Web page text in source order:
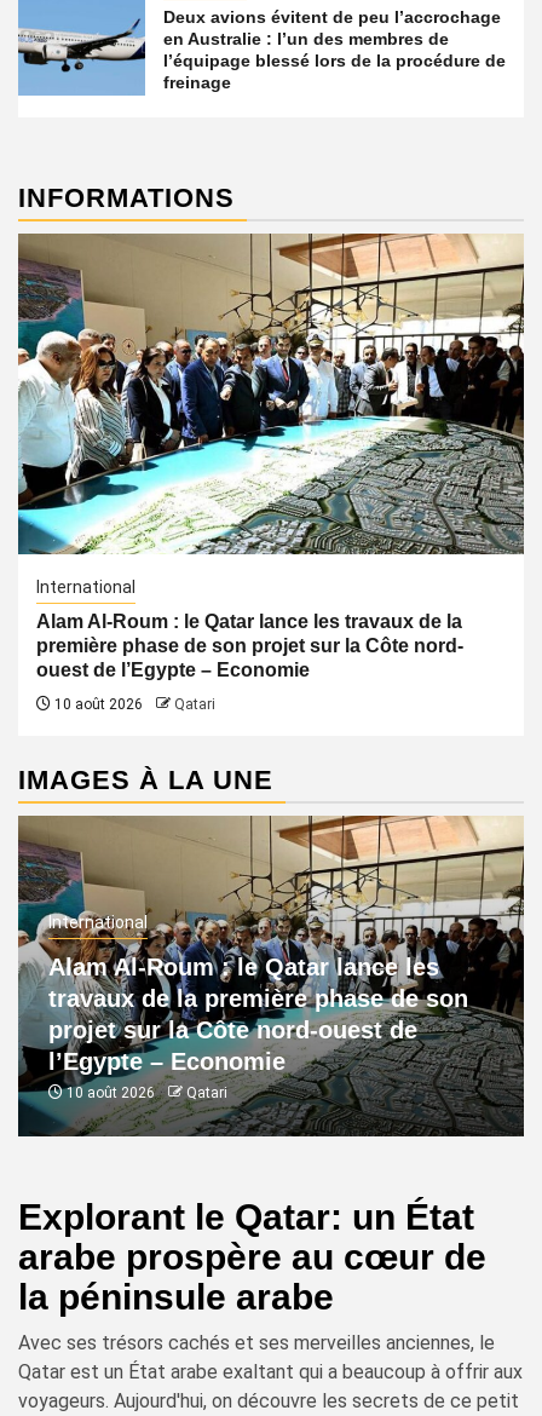
Deux avions évitent de peu l’accrochage
en Australie : l’un des membres de
l’équipage blessé lors de la procédure de
freinage
INFORMATIONS
International
Alam Al-Roum : le Qatar lance les travaux de la
première phase de son projet sur la Côte nord-
ouest de l’Egypte – Economie
10 août 2026 Qatari
IMAGES À LA UNE
International
Alam Al-Roum : le Qatar lance les
travaux de la première phase de son
projet sur la Côte nord-ouest de
l’Egypte – Economie
10 août 2026 Qatari
Explorant le Qatar: un État
arabe prospère au cœur de
la péninsule arabe
Avec ses trésors cachés et ses merveilles anciennes, le
Qatar est un État arabe exaltant qui a beaucoup à offrir aux
voyageurs. Aujourd'hui, on découvre les secrets de ce petit